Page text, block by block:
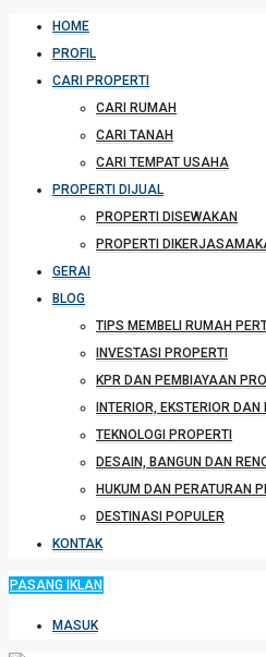
HOME
PROFIL
CARI PROPERTI
CARI RUMAH
CARI TANAH
CARI TEMPAT USAHA
PROPERTI DIJUAL
PROPERTI DISEWAKAN
PROPERTI
GERAI
BLOG
TIPS MEMBELI RUMAH
INVESTASI PROPERTI
KPR DAN PEMBIAYAAN
INTERIOR, EKSTERIOR
TEKNOLOGI PROPERTI
DESAIN, BANGUN DAN
HUKUM DAN PERATURAN
DESTINASI POPULER
KONTAK
PASANG IKLAN
MASUK